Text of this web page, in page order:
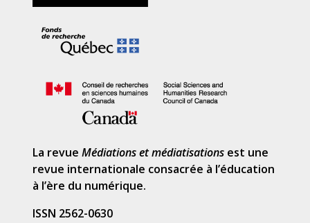
La revue Médiations et médiatisations est une
revue internationale consacrée à l’éducation
à l’ère du numérique.
ISSN 2562-0630